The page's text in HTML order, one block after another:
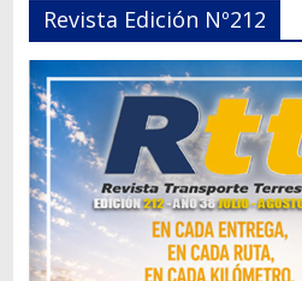
Revista Edición Nº212